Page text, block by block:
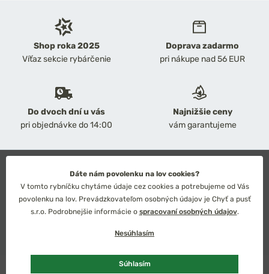
Shop roka 2025
Víťaz sekcie rybárčenie
Doprava zadarmo
pri nákupe nad 56 EUR
Do dvoch dní u vás
pri objednávke do 14:00
Najnižšie ceny
vám garantujeme
Obchodné podmienky
Ochrana osobných údajov
Technické riešenie: Simplia s.r.o.
Strategický dizajn: Petr Široký
Dáte nám povolenku na lov cookies?
V tomto rybníčku chytáme údaje cez cookies a potrebujeme od Vás
povolenku na lov. Prevádzkovateľom osobných údajov je Chyť a pusť
s.r.o. Podrobnejšie informácie o spracovaní osobných údajov.
Nesúhlasím
Súhlasím